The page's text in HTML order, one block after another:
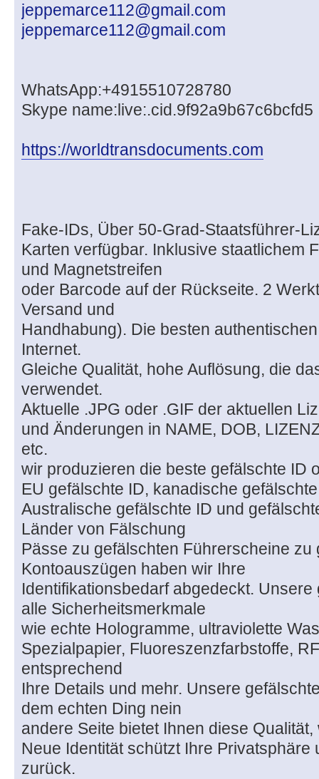
jeppemarce112@gmail.com
jeppemarce112@gmail.com
WhatsApp:+4915510728780
Skype name:live:.cid.9f92a9b67c6bcfd5
https://worldtransdocuments.com
Fake-IDs, Über 50-Grad-Staatsführer-
Karten verfügbar. Inklusive staatlichem
und Magnetstreifen
oder Barcode auf der Rückseite. 2
Versand und
Handhabung). Die besten
Internet.
Gleiche Qualität, hohe Auflösung, die
verwendet.
Aktuelle .JPG oder .GIF der aktuellen
und Änderungen in NAME, DOB,
etc.
wir produzieren die beste gefälschte ID
EU gefälschte ID, kanadische
Australische gefälschte ID und
Länder von Fälschung
Pässe zu gefälschten Führerscheine zu
Kontoauszügen haben wir Ihre
Identifikationsbedarf abgedeckt.
alle Sicherheitsmerkmale
wie echte Hologramme, ultraviolette
Spezialpapier, Fluoreszenzfarbstoffe,
entsprechend
Ihre Details und mehr. Unsere
dem echten Ding nein
andere Seite bietet Ihnen diese
Neue Identität schützt Ihre Privatsphäre
zurück.